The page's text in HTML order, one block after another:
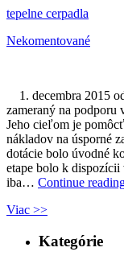
tepelne cerpadla
Nekomentované
1. decembra 2015
zameraný na
Jeho cieľom je
nákladov na úsporné
dotácie bolo úvodné
etape bolo k
iba… Continue
Viac >>
Kategórie